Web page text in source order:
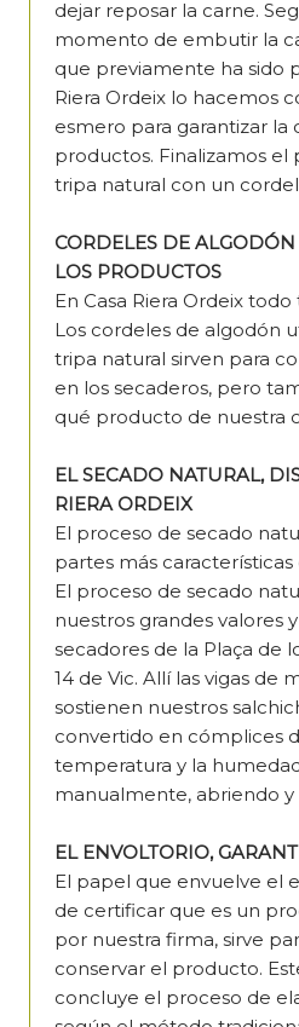
dejar reposar la carne.
momento de embutir la
que previamente ha sido
Riera Ordeix lo hacemos
esmero para garantizar la
productos. Finalizamos el
tripa natural con un
CORDELES DE
LOS PRODUCTOS
En Casa Riera Ordeix
Los cordeles de algodón
tripa natural sirven para
en los secaderos, pero
qué producto de nuestra
EL SECADO NATURAL,
RIERA ORDEIX
El proceso de secado
partes más características
El proceso de secado
nuestros grandes valores
secadores de la Plaça de
14 de Vic. Allí las vigas de
sostienen nuestros
convertido en cómplices
temperatura y la
manualmente, abriendo y
EL ENVOLTORIO,
El papel que envuelve el
de certificar que es un
por nuestra firma, sirve
conservar el producto.
concluye el proceso de